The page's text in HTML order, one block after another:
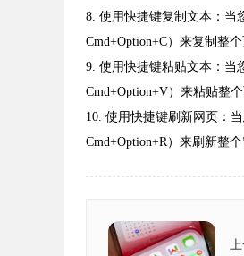
8. 使用快捷键复制文本：当
Cmd+Option+C）来复制整个
9. 使用快捷键粘贴文本：当
Cmd+Option+V）来粘贴整个
10. 使用快捷键刷新网页：
Cmd+Option+R）来刷新整个